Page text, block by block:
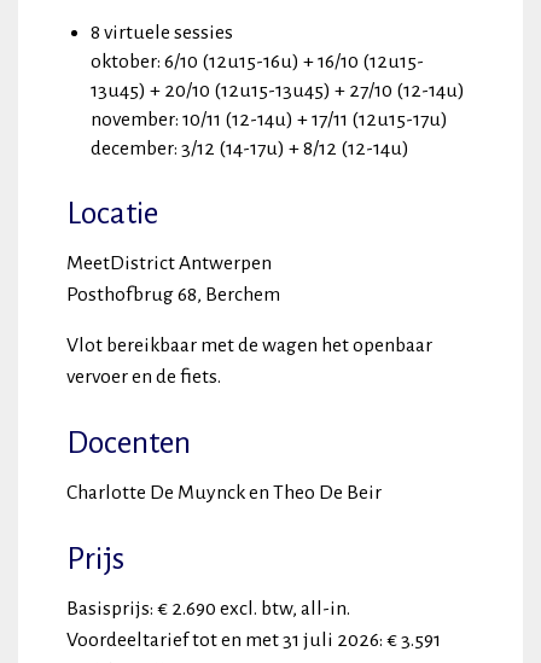
8 virtuele sessies
oktober: 6/10 (12u15-16u) + 16/10 (12u15-
13u45) + 20/10 (12u15-13u45) + 27/10 (12-14u)
november: 10/11 (12-14u) + 17/11 (12u15-17u)
december: 3/12 (14-17u) + 8/12 (12-14u)
Locatie
MeetDistrict Antwerpen
Posthofbrug 68, Berchem
Vlot bereikbaar met de wagen het openbaar
vervoer en de fiets.
Docenten
Charlotte De Muynck en Theo De Beir
Prijs
Basisprijs: € 2.690 excl. btw, all-in.
Voordeeltarief tot en met 31 juli 2026: € 3.591